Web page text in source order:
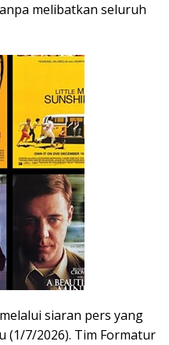
melibatkan seluruh
siaran pers yang
(1/7/2026). Tim Formatur